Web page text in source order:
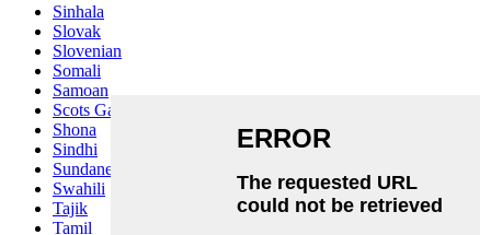
Sinhala
Slovak
Slovenian
Somali
Samoan
Scots Gaelic
Shona
Sindhi
Sundanese
Swahili
Tajik
Tamil